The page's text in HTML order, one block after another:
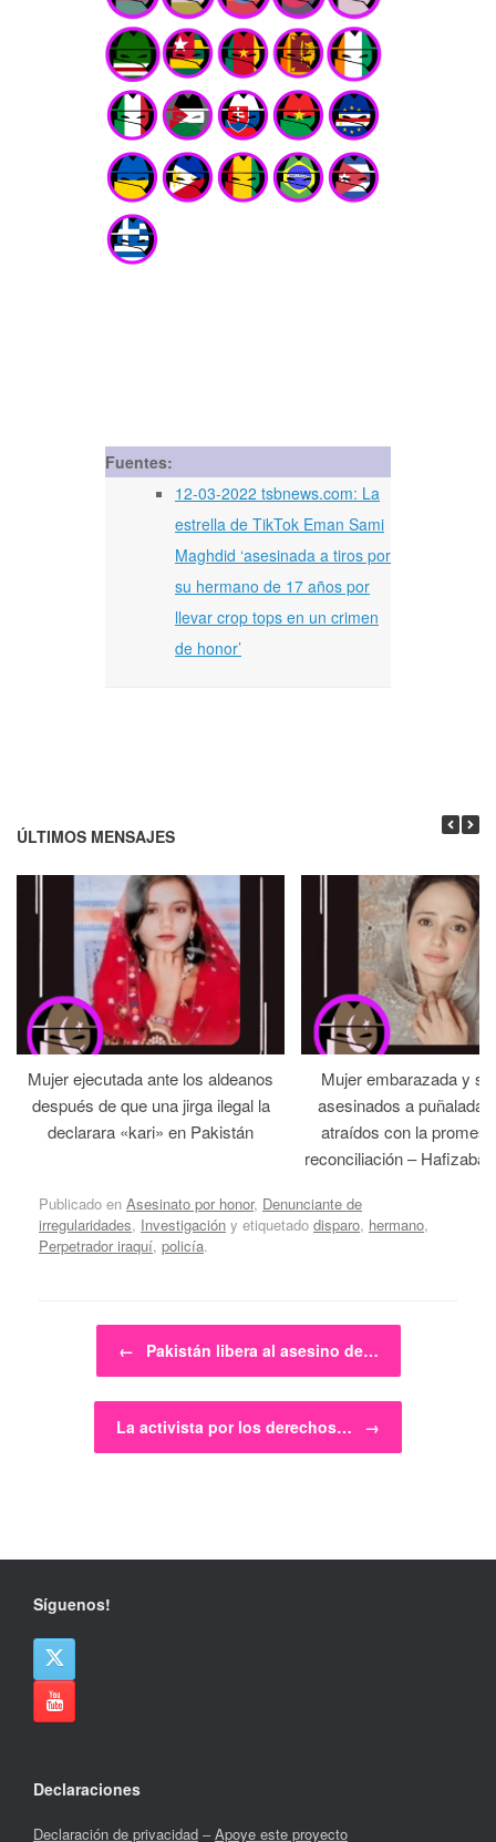
Fuentes:
12-03-2022 tsbnews.com: La
estrella de TikTok Eman Sami
Maghdid ‘asesinada a tiros por
su hermano de 17 años por
llevar crop tops en un crimen
de honor’
ÚLTIMOS MENSAJES
Mujer ejecutada ante los aldeanos
después de que una jirga ilegal la
declarara «kari» en Pakistán
Mujer embarazada y
asesinados a
atraídos con la
reconciliación –
Publicado en Asesinato por honor, Denunciante de
irregularidades, Investigación y etiquetado disparo, hermano,
Perpetrador iraquí, policía.
Navegador de artículos
← Pakistán libera al asesino de…
La activista por los derechos… →
Síguenos!
Declaraciones
Declaración de privacidad –Apoye este proyecto